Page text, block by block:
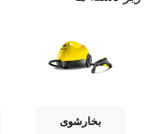
بخارشوی